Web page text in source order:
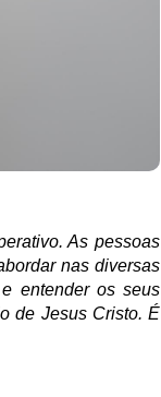
As pessoas
nas diversas
entender os seus
de Jesus Cristo. É